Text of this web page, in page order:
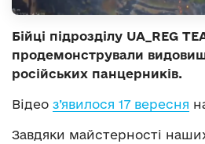
Бійці підрозділу UA_REG
продемонстрували
російських панцерників.
Відео з’явилося 17 вересня
Завдяки майстерності